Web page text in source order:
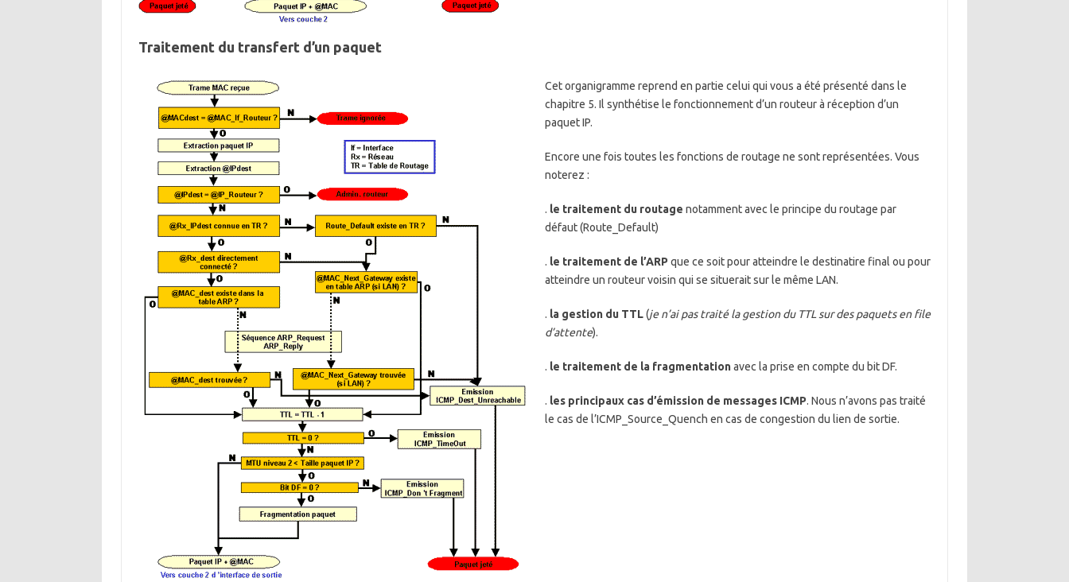
Traitement du transfert d’un paquet
Cet organigramme reprend en partie celui qui vous a été présenté dans le
chapitre 5. Il synthétise le fonctionnement d’un routeur à réception d’un
paquet IP.
Encore une fois toutes les fonctions de routage ne sont représentées. Vous
noterez :
. le traitement du routage notamment avec le principe du routage par
défaut (Route_Default)
. le traitement de l’ARP que ce soit pour atteindre le destinatire final ou pour
atteindre un routeur voisin qui se situerait sur le même LAN.
. la gestion du TTL(je n’ai pas traité la gestion du TTL sur des paquets en file
d’attente).
. le traitement de la fragmentationavec la prise en compte du bit DF.
. les principaux cas d’émission de messages ICMP. Nous n’avons pas traité
le cas de l’ICMP_Source_Quench en cas de congestion du lien de sortie.